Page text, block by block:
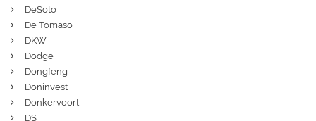
DeSoto
De Tomaso
DKW
Dodge
Dongfeng
Doninvest
Donkervoort
DS